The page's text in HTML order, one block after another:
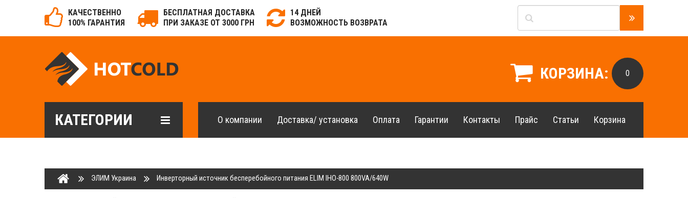
КАЧЕСТВЕННО
100% ГАРАНТИЯ
БЕСПЛАТНАЯ ДОСТАВКА
ПРИ ЗАКАЗЕ ОТ 3000 ГРН
14 ДНЕЙ
ВОЗМОЖНОСТЬ ВОЗВРАТА
КОРЗИНА: 0
КАТЕГОРИИ О компании Доставка/ установка Оплата Гарантии Контакты Прайс Статьи Корзина
ЭЛИМ Украина Инверторный источник бесперебойного питания ELIM ІНО-800 800VA/640W